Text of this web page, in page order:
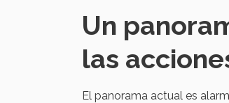
Un
las
El panorama actual es